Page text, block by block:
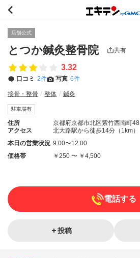
店舗公式
とつか鍼灸整骨院 共有
3.32
口コミ 2件 写真 6件
接骨・整骨 整体 鍼灸
駐車場有
住所
京都府京都市北区紫竹西南町48
アクセス
北大路駅から徒歩14分（1km）
本日の営業状況 9:00〜12:00
価格帯
￥250 〜 ￥4,500
電話する
投稿